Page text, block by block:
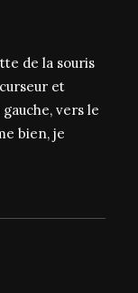
de la souris
et
vers le
bien, je